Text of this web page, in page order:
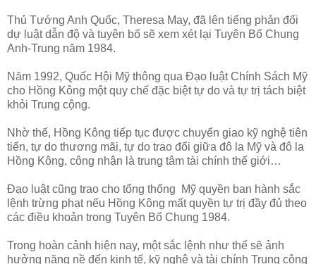
Thủ Tướng Anh Quốc, Theresa May, đã lên tiếng phản đối
dự luật dẫn độ và tuyên bố sẽ xem xét lại Tuyên Bố Chung
Anh-Trung năm 1984.
Năm 1992, Quốc Hội Mỹ thông qua Đạo luật Chính Sách Mỹ
cho Hồng Kông một quy chế đặc biệt tự do và tự trị tách biệt
khỏi Trung cộng.
Nhờ thế, Hồng Kông tiếp tục được chuyển giao kỹ nghệ tiên
tiến, tự do thương mãi, tự do trao đổi giữa đô la Mỹ và đô la
Hồng Kông, công nhận là trung tâm tài chính thế giới…
Đạo luật cũng trao cho tổng thống Mỹ quyền ban hành sắc
lệnh trừng phạt nếu Hồng Kông mất quyền tự trị đầy đủ theo
các điều khoản trong Tuyên Bố Chung 1984.
Trong hoàn cảnh hiện nay, một sắc lệnh như thế sẽ ảnh
hưởng nặng nề đến kinh tế, kỹ nghệ và tài chính Trung cộng